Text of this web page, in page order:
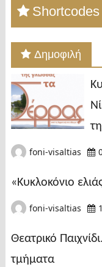
Δημοφιλή
foni-visaltias
«Κυκλοκόνιο
foni-visaltias
Θεατρικό
τμήματα